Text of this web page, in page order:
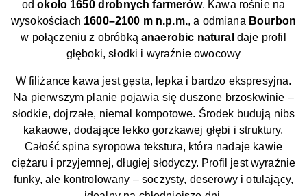
odokoło 1650 drobnych farmerów. Kawa rośnie na
wysokościach 1600–2100 m n.p.m., a odmiana Bourbon
w połączeniu z obróbkąanaerobic natural daje profil
głęboki, słodki i wyraźnie owocowy
W filiżance kawa jest gęsta, lepka i bardzo ekspresyjna.
Na pierwszym planie pojawia się duszone brzoskwinie –
słodkie, dojrzałe, niemal kompotowe. Środek budują nibs
kakaowe, dodające lekko gorzkawej głębi i struktury.
Całość spina syropowa tekstura, która nadaje kawie
ciężaru i przyjemnej, długiej słodyczy. Profil jest wyraźnie
funky, ale kontrolowany – soczysty, deserowy i otulający,